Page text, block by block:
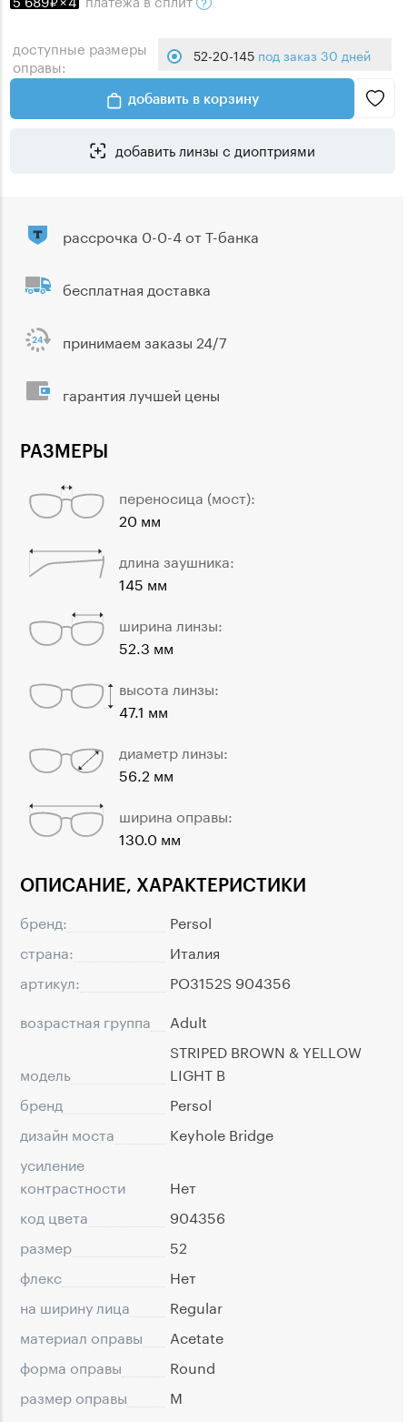
доступные размеры
оправы:
52-20-145 под заказ 30 дней
добавить в корзину
добавить линзы с диоптриями
ОПИСАНИЕ, ХАРАКТЕРИСТИКИ
бренд:
Persol
страна:
Италия
артикул:
PO3152S 904356
возрастная группа
Adult
модель
STRIPED BROWN & YELLOW
LIGHT B
бренд
Persol
дизайн моста
Keyhole Bridge
усиление
контрастности
Нет
код цвета
904356
размер
52
флекс
Нет
на ширину лица
Regular
материал оправы
Acetate
форма оправы
Round
размер оправы
M
РАЗМЕРЫ
переносица (мост):
20 мм
длина заушника:
145 мм
ширина линзы:
52.3 мм
высота линзы:
47.1 мм
диаметр линзы:
56.2 мм
ширина оправы:
130.0 мм
рассрочка 0-0-4 от Т-банка
бесплатная доставка
принимаем заказы 24/7
гарантия лучшей цены